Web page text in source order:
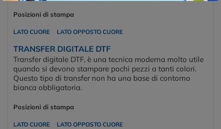
Posizioni di stampa
LATO CUORE LATO OPPOSTO CUORE
TRANSFER DIGITALE DTF
Transfer digitale DTF, è una tecnica moderna molto utile
quando si devono stampare pochi pezzi a tanti colori.
Questo tipo di transfer non ha una base di contorno
bianca obbligatoria.
Posizioni di stampa
LATO CUORE LATO OPPOSTO CUORE